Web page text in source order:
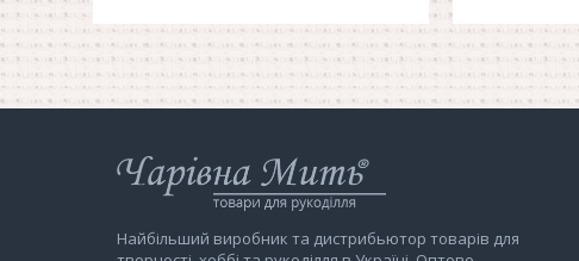
Інтернет-
магазин
Мить
Найбільший виробник та дистрибьютор товарів для